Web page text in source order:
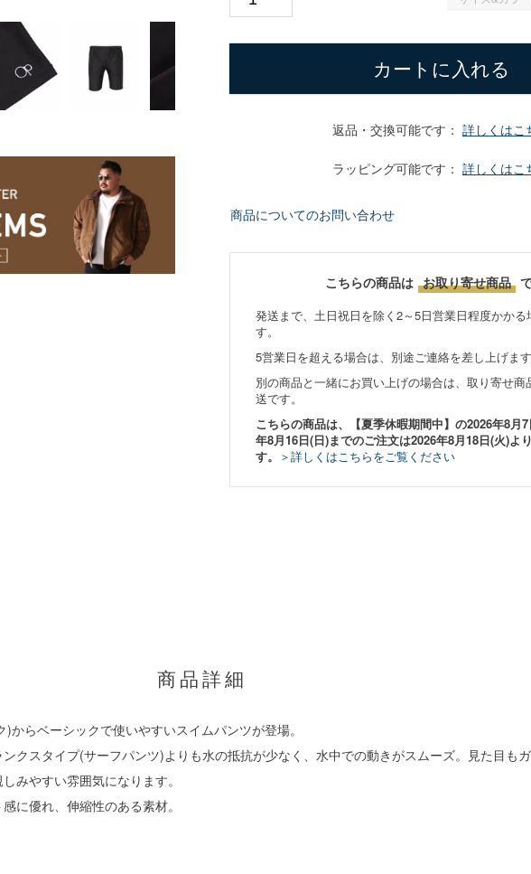
カートに入れる
返品・交換可能です： 詳しくはこ
ラッピング可能です： 詳しくはこ
商品についてのお問い合わせ
こちらの商品は お取り寄せ商品
発送まで、土日祝日を除く2～5日営業日程度かかる
す。
5営業日を超える場合は、別途ご連絡を差し上げます
別の商品と一緒にお買い上げの場合は、取り寄せ商
送です。
こちらの商品は、【夏季休暇期間中】の2026年8月
年8月16日(日)までのご注文は2026年8月18日(火)よ
す。 ＞詳しくはこちらをご覧ください
商品詳細
らベーシックで使いやすいスイムパンツが登場。
クスタイプ(サーフパンツ)よりも水の抵抗が少なく、水中での動きがスムーズ。見た目も
みやすい雰囲気になります。
に優れ、伸縮性のある素材。